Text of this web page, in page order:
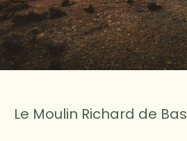
Le Moulin Richard de Bas